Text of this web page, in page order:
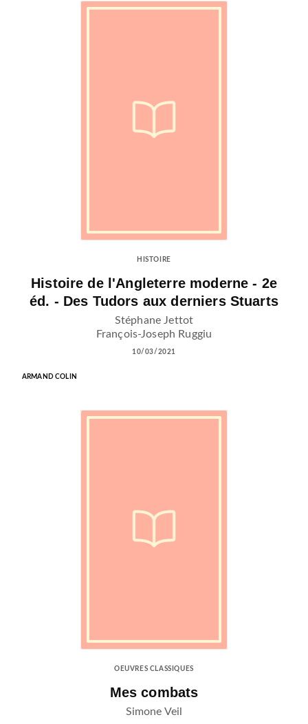
HISTOIRE
Histoire de l'Angleterre moderne - 2e
éd. - Des Tudors aux derniers Stuarts
Stéphane Jettot
François-Joseph Ruggiu
10/03/2021
ARMAND COLIN
OEUVRES CLASSIQUES
Mes combats
Simone Veil